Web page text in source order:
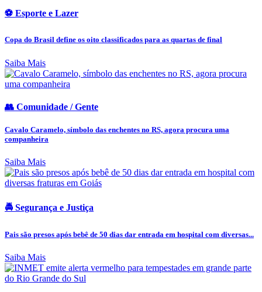
⚽ Esporte e Lazer
Copa do Brasil define os oito classificados para as quartas de final
Saiba Mais
👥 Comunidade / Gente
Cavalo Caramelo, símbolo das enchentes no RS, agora procura uma
companheira
Saiba Mais
🚔 Segurança e Justiça
Pais são presos após bebê de 50 dias dar entrada em hospital com diversas...
Saiba Mais